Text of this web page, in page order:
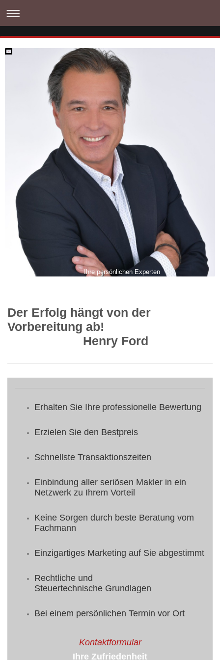
Ihre persönlichen Experten
Der Erfolg hängt von der
Vorbereitung ab!
Henry Ford
Erhalten Sie Ihre professionelle Bewertung
Erzielen Sie den Bestpreis
Schnellste Transaktionszeiten
Einbindung aller seriösen Makler in ein
Netzwerk zu Ihrem Vorteil
Keine Sorgen durch beste Beratung vom
Fachmann
Einzigartiges Marketing auf Sie abgestimmt
Rechtliche und
Steuertechnische Grundlagen
Bei einem persönlichen Termin vor Ort
Kontaktformular
Ihre Zufriedenheit